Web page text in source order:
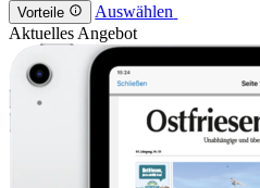
Vorteile
Auswählen
Aktuelles Angebot